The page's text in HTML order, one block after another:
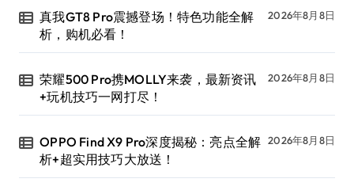
真我GT8 Pro震撼登场！特色功能全解
析，购机必看！
2026年8月8日
荣耀500 Pro携MOLLY来袭，最新资讯
+玩机技巧一网打尽！
2026年8月8日
OPPO Find X9 Pro深度揭秘：亮点全解
析+超实用技巧大放送！
2026年8月8日